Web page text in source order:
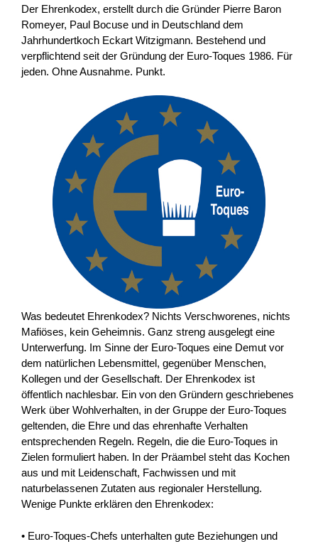
Der Ehrenkodex, erstellt durch die Gründer Pierre Baron
Romeyer, Paul Bocuse und in Deutschland dem
Jahrhundertkoch Eckart Witzigmann. Bestehend und
verpflichtend seit der Gründung der Euro-Toques 1986. Für
jeden. Ohne Ausnahme. Punkt.
Was bedeutet Ehrenkodex? Nichts Verschworenes, nichts
Mafiöses, kein Geheimnis. Ganz streng ausgelegt eine
Unterwerfung. Im Sinne der Euro-Toques eine Demut vor
dem natürlichen Lebensmittel, gegenüber Menschen,
Kollegen und der Gesellschaft. Der Ehrenkodex ist
öffentlich nachlesbar. Ein von den Gründern geschriebenes
Werk über Wohlverhalten, in der Gruppe der Euro-Toques
geltenden, die Ehre und das ehrenhafte Verhalten
entsprechenden Regeln. Regeln, die die Euro-Toques in
Zielen formuliert haben. In der Präambel steht das Kochen
aus und mit Leidenschaft, Fachwissen und mit
naturbelassenen Zutaten aus regionaler Herstellung.
Wenige Punkte erklären den Ehrenkodex:
• Euro-Toques-Chefs unterhalten gute Beziehungen und